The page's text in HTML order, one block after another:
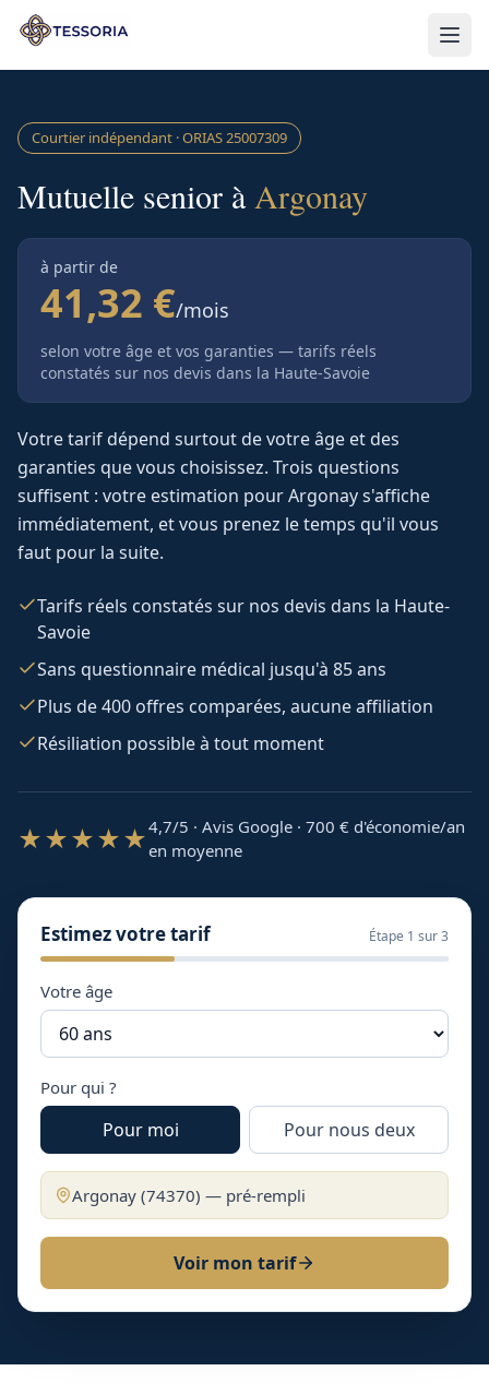
Aller au contenu principal
Courtier indépendant · ORIAS25007309
Mutuelle senior àArgonay
à partir de
41,32 €/mois
selon votre âge et vos garanties — tarifs réels
constatés sur nos devis dans la Haute-Savoie
Votre tarif dépend surtout de votre âge et des
garanties que vous choisissez. Trois questions
suffisent : votre estimation pourArgonays'affiche
immédiatement, et vous prenez le temps qu'il vous
faut pour la suite.
Tarifs réels constatés sur nos devis dans la Haute-
Savoie
Sans questionnaire médical jusqu'à 85 ans
Plus de 400 offres comparées, aucune affiliation
Résiliation possible à tout moment
★★★★★4,7/5 · Avis Google · 700 € d'économie/an
en moyenne
Estimez votre tarif Étape 1 sur 3
Votre âge
Pour qui ?
Pour moi Pour nous deux
Argonay (74370) — pré-rempli
Voir mon tarif